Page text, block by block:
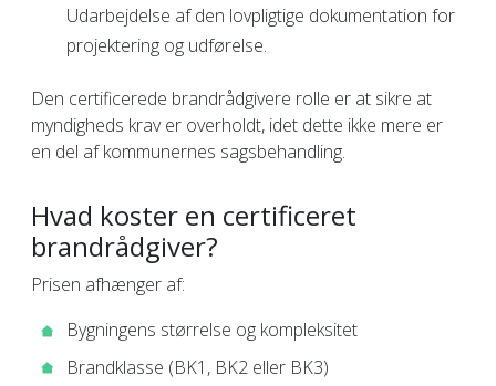
Udarbejdelse af den lovpligtige dokumentation for
projektering og udførelse.
Den certificerede brandrådgivere rolle er at sikre at
myndigheds krav er overholdt, idet dette ikke mere er
en del af kommunernes sagsbehandling.
Hvad koster en certificeret
brandrådgiver?
Prisen afhænger af:
Bygningens størrelse og kompleksitet
Brandklasse (BK1, BK2 eller BK3)